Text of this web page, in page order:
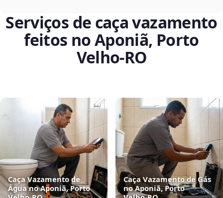
Serviços de caça vazamento
feitos no Aponiã, Porto
Velho‑RO
Caça Vazamento de
Água no Aponiã, Porto
Caça Vazamento de Gás
no Aponiã, Porto